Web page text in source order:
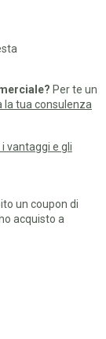
Per te un
la tua consulenza
vantaggi e gli
un coupon di
acquisto a